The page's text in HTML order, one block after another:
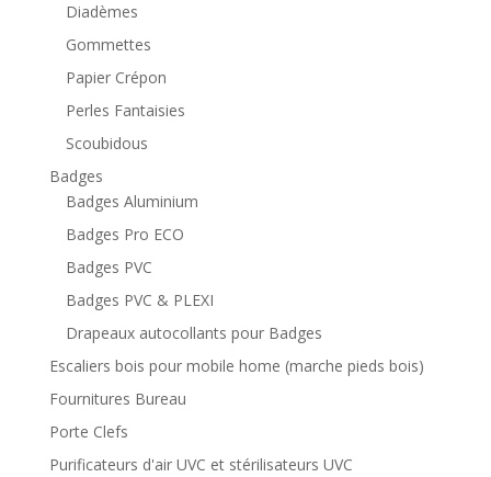
Diadèmes
Gommettes
Papier Crépon
Perles Fantaisies
Scoubidous
Badges
Badges Aluminium
Badges Pro ECO
Badges PVC
Badges PVC & PLEXI
Drapeaux autocollants pour Badges
Escaliers bois pour mobile home (marche pieds bois)
Fournitures Bureau
Porte Clefs
Purificateurs d'air UVC et stérilisateurs UVC